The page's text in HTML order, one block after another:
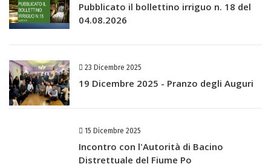
Pubblicato il bollettino irriguo n. 18 del
04.08.2026
23 Dicembre 2025
19 Dicembre 2025 - Pranzo degli Auguri
15 Dicembre 2025
Incontro con l'Autorità di Bacino
Distrettuale del Fiume Po